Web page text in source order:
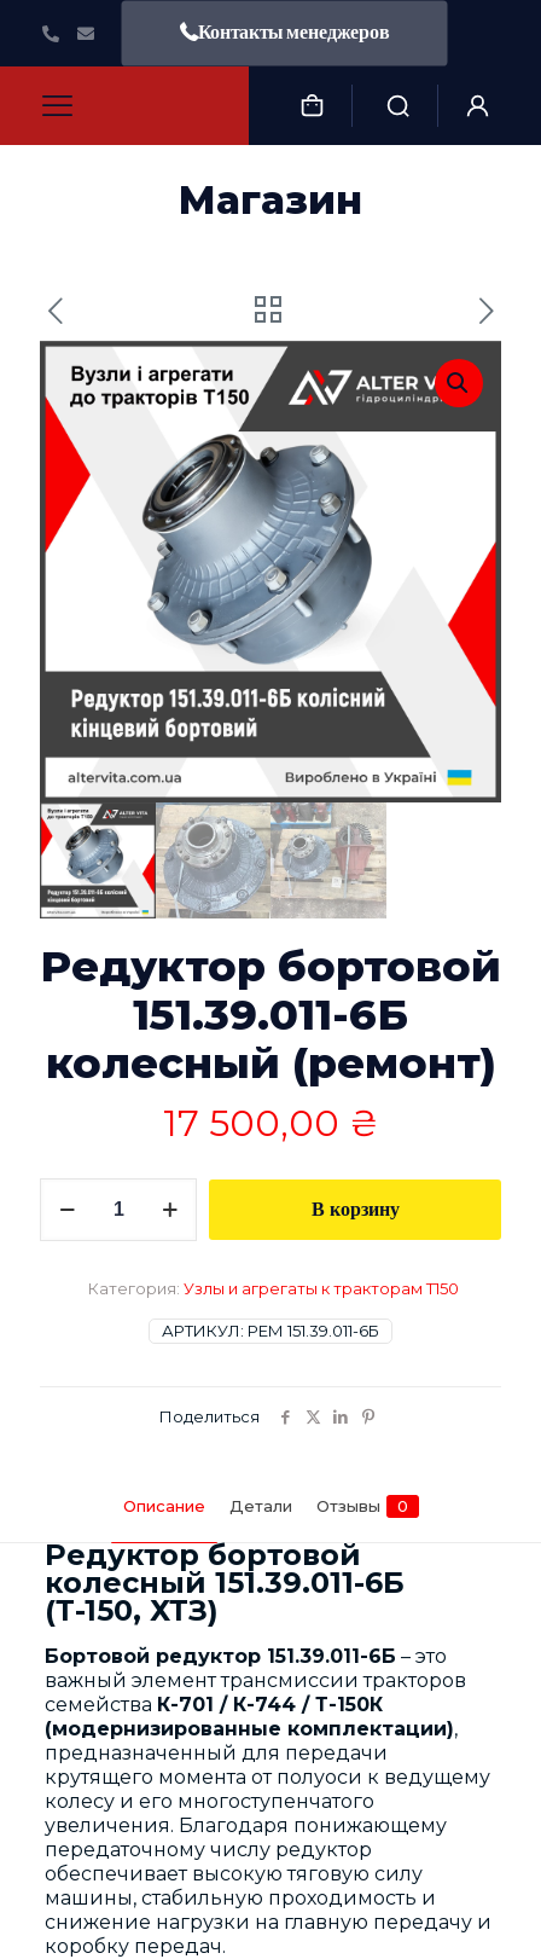
Контакты менеджеров
Магазин
Редуктор бортовой
151.39.011-6Б
колесный (ремонт)
17 500,00 ₴
товара
151.39.011-
В корзину
АРТИКУЛ: РЕМ 151.39.011-6Б
Категория: Узлы и агрегаты к тракторам Т150
Поделиться
Описание Детали Отзывы 0
Редуктор бортовой
колесный 151.39.011-6Б
(Т-150, ХТЗ)
Бортовой редуктор 151.39.011-6Б – это
важный элемент трансмиссии тракторов
семейства К-701 / К-744 / Т-150К
(модернизированные комплектации),
предназначенный для передачи
крутящего момента от полуоси к ведущему
колесу и его многоступенчатого
увеличения. Благодаря понижающему
передаточному числу редуктор
обеспечивает высокую тяговую силу
машины, стабильную проходимость и
снижение нагрузки на главную передачу и
коробку передач.